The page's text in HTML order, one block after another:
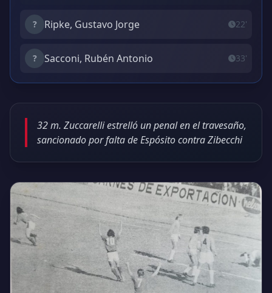
? Ripke, Gustavo Jorge 22'
? Sacconi, Rubén Antonio 33'
32 m. Zuccarelli estrelló un penal en el travesaño,
sancionado por falta de Espósito contra Zibecchi